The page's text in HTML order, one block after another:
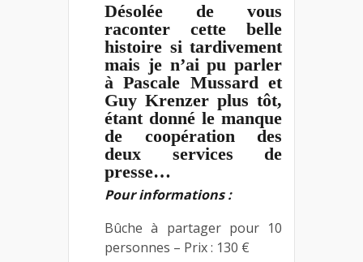
Désolée de vous
raconter cette belle
histoire si tardivement
mais je n’ai pu parler
à Pascale Mussard et
Guy Krenzer plus tôt,
étant donné le manque
de coopération des
deux services de
presse…
Pour informations :
Bûche à partager pour 10
personnes – Prix : 130 €